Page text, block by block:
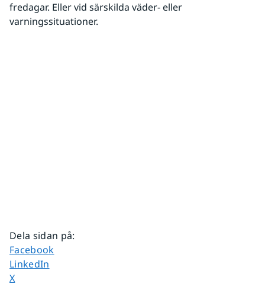
fredagar. Eller vid särskilda väder- eller
varningssituationer.
Dela sidan på:
Dela sidan på
Facebook
Dela sidan på
LinkedIn
Dela sidan på
X